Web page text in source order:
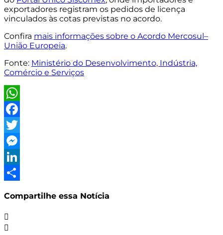
exportadores registram os pedidos de licença
vinculados às cotas previstas no acordo.
Confira mais informações sobre o Acordo Mercosul–
União Europeia.
Fonte: Ministério do Desenvolvimento, Indústria,
Comércio e Serviços
WhatsApp
Facebook
Twitter
Messenger
LinkedIn
Compartilhe essa Notícia